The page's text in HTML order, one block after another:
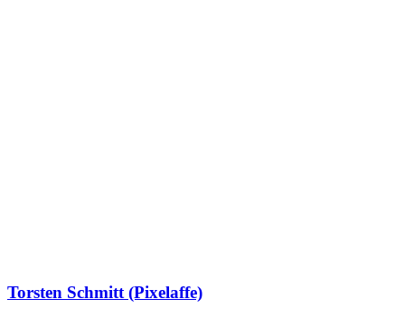
Torsten Schmitt (Pixelaffe)